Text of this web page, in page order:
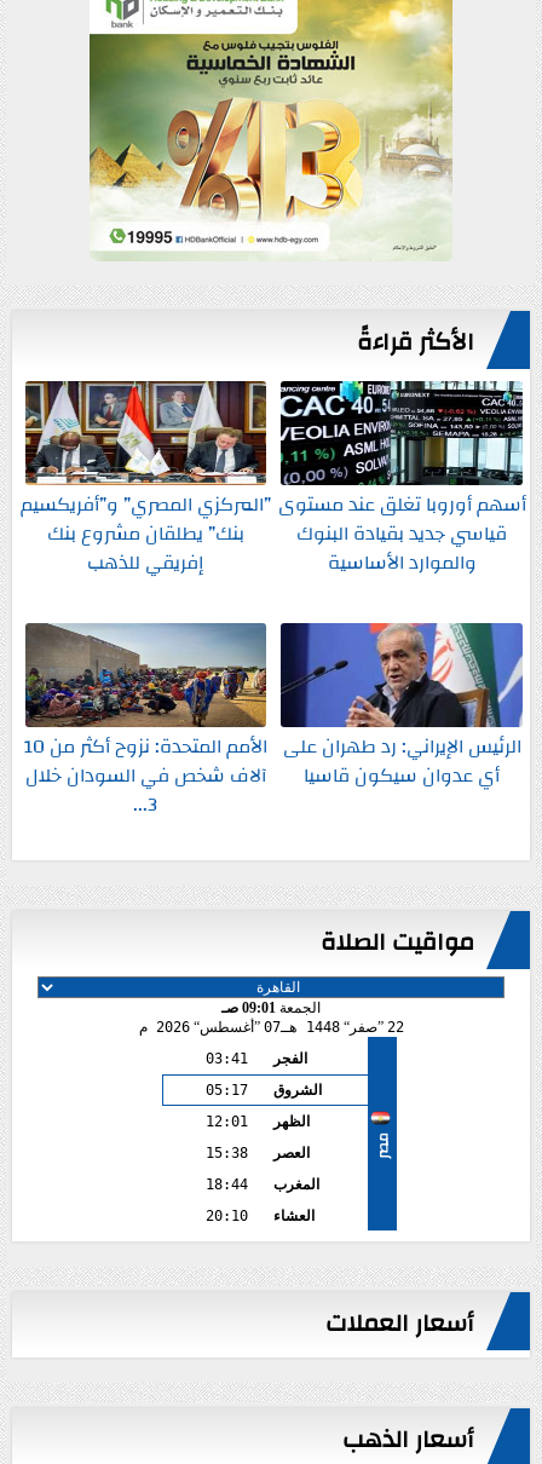
الأكثر قراءةً
أسهم أوروبا تغلق عند مستوى
قياسي جديد بقيادة البنوك
والموارد الأساسية
”المركزي المصري” و”أفريكسيم
بنك” يطلقان مشروع بنك
إفريقي للذهب
الرئيس الإيراني: رد طهران على
أي عدوان سيكون قاسيا
الأمم المتحدة: نزوح أكثر من 10
آلاف شخص في السودان خلال
3...
مواقيت الصلاة
الجمعة 09:01 صـ
22
صفر 1448 هـ 07 أغسطس 2026 م
مصر
الفجر
03:41
الشروق
05:17
الظهر
12:01
العصر
15:38
المغرب
18:44
العشاء
20:10
أسعار العملات
أسعار الذهب